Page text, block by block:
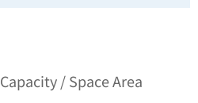
Capacity / Space Area